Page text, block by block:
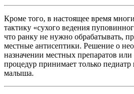
Кроме того, в настоящее время
тактику «сухого ведения
что ранку не нужно обрабатывать,
местные антисептики. Решение о
назначении местных препаратов
процедур принимает только
малыша.